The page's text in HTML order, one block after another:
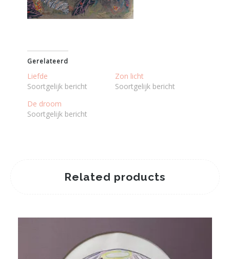
Gerelateerd
Liefde
Soortgelijk bericht
Zon licht
Soortgelijk bericht
De droom
Soortgelijk bericht
Related products